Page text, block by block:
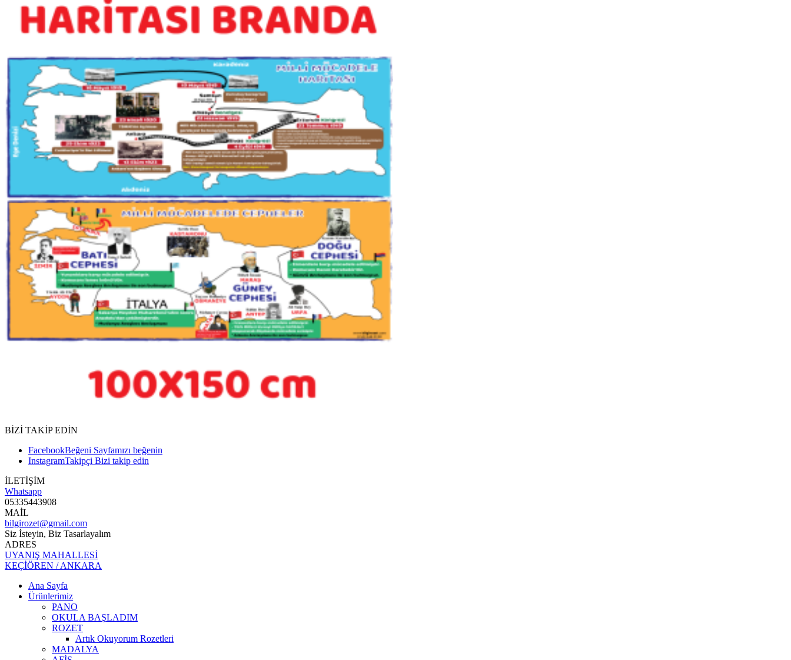
BİZİ TAKİP EDİN
FacebookBeğeni Sayfamızı beğenin
InstagramTakipçi Bizi takip edin
İLETİŞİM
Whatsapp
05335443908
MAİL
bilgirozet@gmail.com
Siz İsteyin, Biz Tasarlayalım
ADRES
UYANIŞ MAHALLESİ
KEÇİÖREN / ANKARA
Ana Sayfa
Ürünlerimiz
PANO
OKULA BAŞLADIM
ROZET
Artık Okuyorum Rozetleri
MADALYA